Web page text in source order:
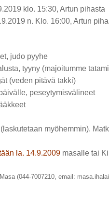
klo. 15:30, Artun pihasta
n. Klo. 16:00, Artun
judo pyyhe
tyyny (majoitumme
(veden pitävä takki)
peseytymisvälineet
(laskutetaan myöhemmin).
la. 14.9.2009 masalle tai
(044-7007210, email: